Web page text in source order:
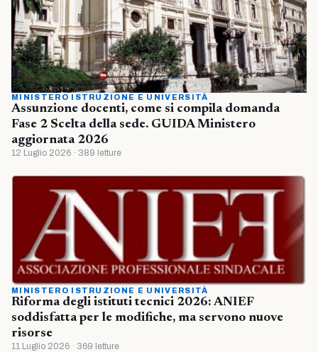
MINISTERO ISTRUZIONE E UNIVERSITÀ
Assunzione docenti, come si compila domanda
Fase 2 Scelta della sede. GUIDA Ministero
aggiornata 2026
12 Luglio 2026 · 389 letture
MINISTERO ISTRUZIONE E UNIVERSITÀ
Riforma degli istituti tecnici 2026: ANIEF
soddisfatta per le modifiche, ma servono nuove
risorse
11 Luglio 2026 · 369 letture